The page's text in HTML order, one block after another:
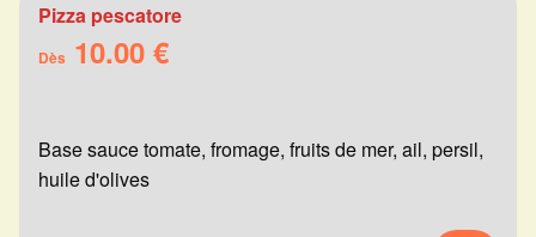
Pizza pescatore
Dès 10.00 €
Base sauce tomate, fromage, fruits de mer, ail, persil,
huile d'olives